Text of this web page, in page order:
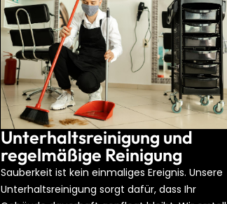
Unterhaltsreinigung und
regelmäßige Reinigung
Sauberkeit ist kein einmaliges Ereignis. Unsere
Unterhaltsreinigung sorgt dafür, dass Ihr